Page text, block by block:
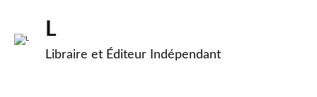
L
Libraire et Éditeur Indépendant